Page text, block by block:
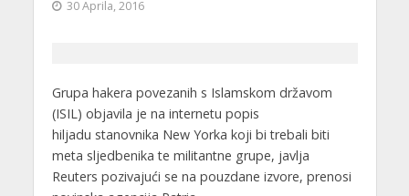
30 Aprila, 2016
Grupa hakera povezanih s Islamskom državom
(ISIL) objavila je na internetu popis
hiljadu stanovnika New Yorka koji bi trebali biti
meta sljedbenika te militantne grupe, javlja
Reuters pozivajući se na pouzdane izvore, prenosi